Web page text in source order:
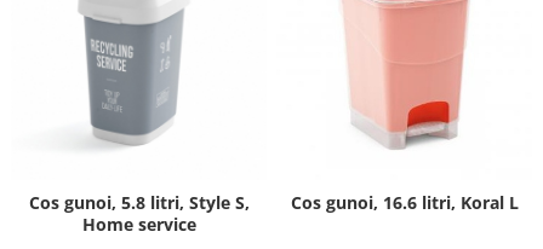
Cos gunoi, 5.8 litri, Style S,
Home service
Cos gunoi, 16.6 litri, Koral L